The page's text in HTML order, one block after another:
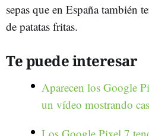
sepas que en España también
de patatas fritas.
Te puede interesar
Aparecen los Google
un vídeo mostrando